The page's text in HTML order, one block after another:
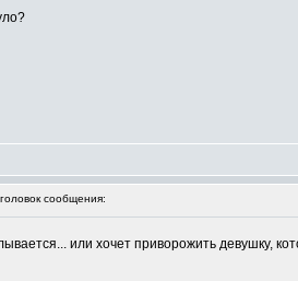
сообщения:
или хочет приворожить девушку,